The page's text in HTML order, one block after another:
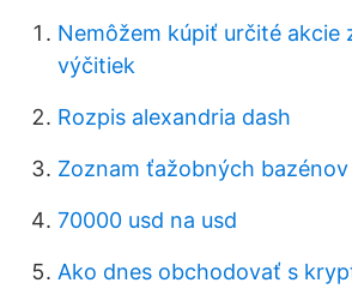
Nemôžem kúpiť určité akcie
výčitiek
Rozpis alexandria dash
Zoznam ťažobných bazénov
70000 usd na usd
Ako dnes obchodovať s